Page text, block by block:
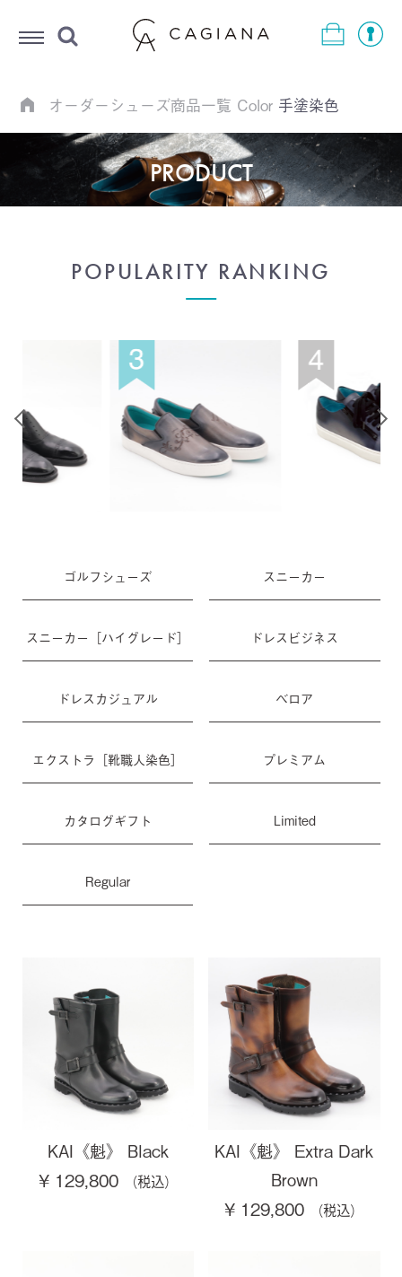
Menu
オーダーシューズ商品一覧 Color 手塗染色
PRODUCT
POPULARITY RANKING
ゴルフシューズ スニーカー
スニーカー［ハイグレード］ ドレスビジネス
ドレスカジュアル ベロア
エクストラ［靴職人染色］ プレミアム
カタログギフト Limited
Regular
KAI《魁》 Black
¥ 129,800
KAI《魁》 Extra Dark
Brown
¥ 129,800